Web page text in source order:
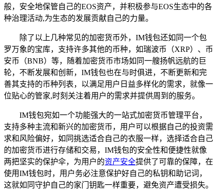
般，安全地保管自己的EOS资产，并积极参与EOS生态中的各
种治理活动,为生态的发展贡献自己的力量。
除了以上几种常见的加密货币外，IM钱包还如同一个包
罗万象的宝库，支持许多其他的币种，如瑞波币（XRP）、币
安币（BNB）等，随着加密货币市场如同一艘扬帆远航的巨
轮，不断发展和创新，IM钱包也在与时俱进，不断更新和完
善其支持的币种列表，以满足用户日益多样化的需求，就像一
位贴心的管家,时刻关注着用户的需求并提供周到的服务。
IM钱包宛如一个功能强大的一站式加密货币管理平台，
支持多种主流和新兴的加密货币，用户可以根据自己的投资需
求和风险偏好，如同挑选适合自己的衣服一样，选择适合自己
的加密货币进行存储和交易，IM钱包的安全性和便捷性就像
两把坚实的保护伞，为用户的资产安全提供了可靠的保障，在
使用IM钱包时，用户务必注意保护好自己的私钥和助记词，
这就如同守护自己的家门钥匙一样重要，避免资产遭受损失。